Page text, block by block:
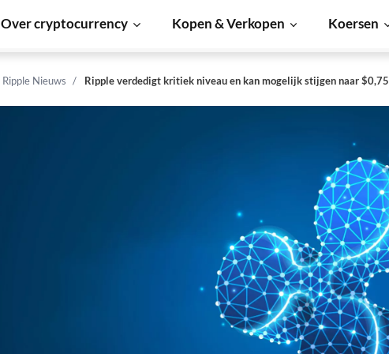
Over cryptocurrency Kopen & Verkopen Koersen
Ripple Nieuws Ripple verdedigt kritiek niveau en kan mogelijk stijgen naar $0,75